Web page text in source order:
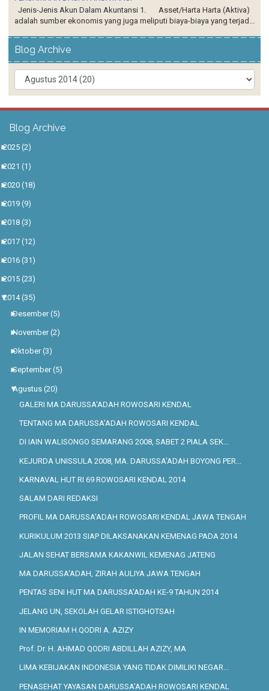
Jenis-Jenis Akun Dalam Akuntansi 1. Asset/Harta Harta (Aktiva)
adalah sumber ekonomis yang juga meliputi biaya-biaya yang terjad...
Blog Archive
Blog Archive
►
2025 (2)
►
2021 (1)
►
2020 (18)
►
2019 (9)
►
2018 (3)
►
2017 (12)
►
2016 (31)
►
2015 (23)
▼
2014 (35)
►
Desember (5)
►
November (2)
►
Oktober (3)
►
September (5)
▼
Agustus (20)
GALERI MA DARUSSA'ADAH ROWOSARI KENDAL
TENTANG MA DARUSSA'ADAH ROWOSARI KENDAL
DI IAIN WALISONGO SEMARANG 2008, SABET 2 PIALA SEK...
KEJURDA UNISSULA 2008, MA. DARUSSA'ADAH BOYONG PER...
KARNAVAL HUT RI 69 ROWOSARI KENDAL 2014
SALAM DARI REDAKSI
PROFIL MA DARUSSA'ADAH ROWOSARI KENDAL JAWA TENGAH
KURIKULUM 2013 SIAP DILAKSANAKAN KEMENAG PADA 2014
JALAN SEHAT BERSAMA KAKANWIL KEMENAG JATENG
MA DARUSSA'ADAH, ZIRAH AULIYA JAWA TENGAH
PENTAS SENI HUT MA DARUSSA'ADAH KE-9 TAHUN 2014
JELANG UN, SEKOLAH GELAR ISTIGHOTSAH
IN MEMORIAM H.QODRI A. AZIZY
Prof. Dr. H. AHMAD QODRI ABDILLAH AZIZY, MA
LIMA KEBIJAKAN INDONESIA YANG TIDAK DIMILIKI NEGAR...
PENASEHAT YAYASAN DARUSSA'ADAH ROWOSARI KENDAL